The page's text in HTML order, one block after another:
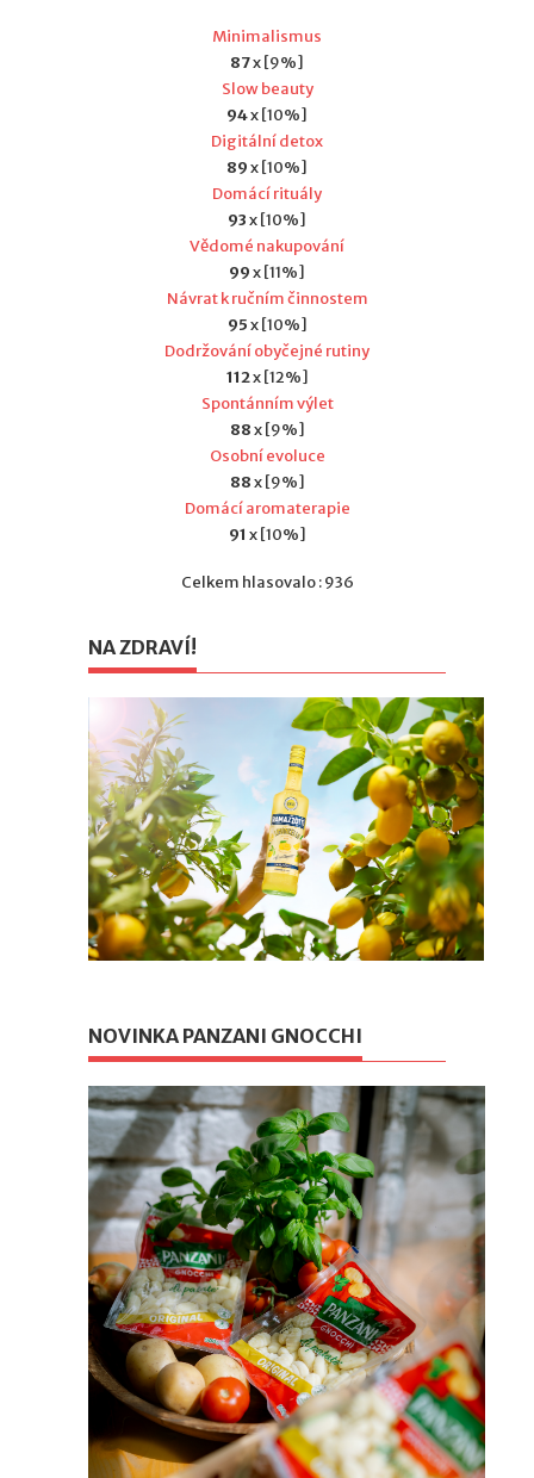
Minimalismus
87x [9%]
Slow beauty
94x [10%]
Digitální detox
89x [10%]
Domácí rituály
93x [10%]
Vědomé nakupování
99x [11%]
Návrat k ručním činnostem
95x [10%]
Dodržování obyčejné rutiny
112x [12%]
Spontánním výlet
88x [9%]
Osobní evoluce
88x [9%]
Domácí aromaterapie
91 x [10%]
Celkem hlasovalo : 936
NA ZDRAVÍ!
NOVINKA PANZANI GNOCCHI